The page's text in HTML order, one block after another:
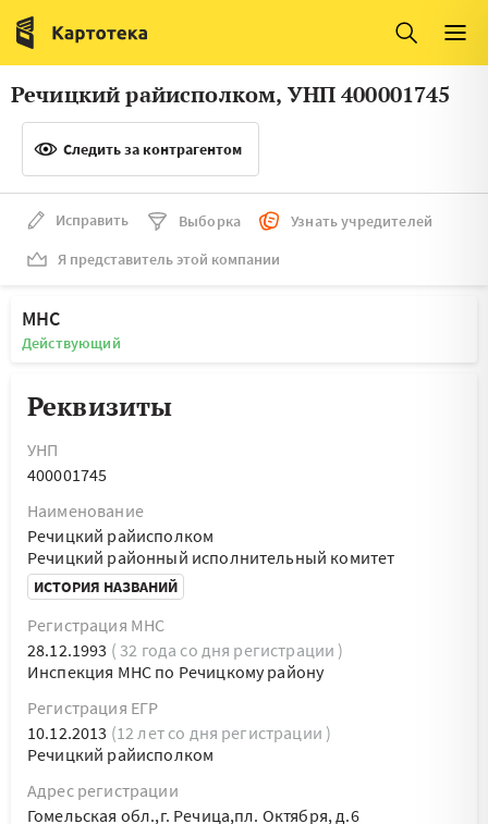
Италия
Люксембург
Литва
Нидерланды
Речицкий райисполком, УНП 400001745
Следить за контрагентом
Исправить Выборка
Узнать учредителей
Я представитель этой компании
МНС
Действующий
Реквизиты
УНП
400001745
Наименование
Речицкий райисполком
Речицкий районный исполнительный комитет
ИСТОРИЯ НАЗВАНИЙ
Регистрация МНС
28.12.1993 ( 32 года со дня регистрации )
Инспекция МНС по Речицкому району
Регистрация ЕГР
10.12.2013 (12 лет со дня регистрации )
Речицкий райисполком
Адрес регистрации
Гомельская обл.,г. Речица,пл. Октября, д.6